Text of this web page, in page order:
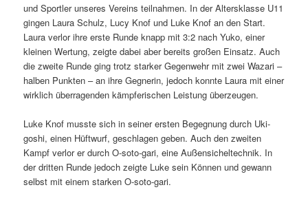
und Sportler unseres Vereins teilnahmen. In der Altersklasse U11
gingen Laura Schulz, Lucy Knof und Luke Knof an den Start.
Laura verlor ihre erste Runde knapp mit 3:2 nach Yuko, einer
kleinen Wertung, zeigte dabei aber bereits großen Einsatz. Auch
die zweite Runde ging trotz starker Gegenwehr mit zwei Wazari –
halben Punkten – an ihre Gegnerin, jedoch konnte Laura mit einer
wirklich überragenden kämpferischen Leistung überzeugen.
Luke Knof musste sich in seiner ersten Begegnung durch Uki-
goshi, einen Hüftwurf, geschlagen geben. Auch den zweiten
Kampf verlor er durch O-soto-gari, eine Außensicheltechnik. In
der dritten Runde jedoch zeigte Luke sein Können und gewann
selbst mit einem starken O-soto-gari.